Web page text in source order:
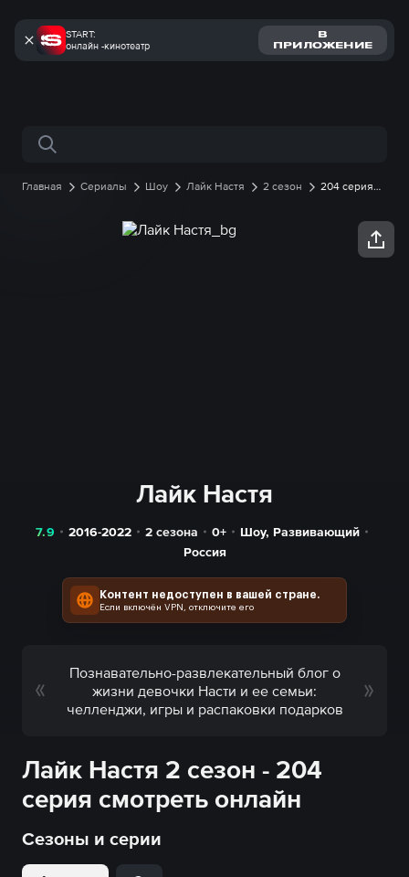
START:
онлайн -кинотеатр
В
ПРИЛОЖЕНИЕ
Поиск по сайту
Главная Сериалы Шоу Лайк Настя 2 сезон
204 серия
Лайк Настя
7.9 2016-2022 2 сезона 0+ Шоу, Развивающий
Россия
Контент недоступен в вашей стране.
Если включён VPN, отключите его
Познавательно-развлекательный блог о
жизни девочки Насти и ее семьи:
челленджи, игры и распаковки подарков
Лайк Настя 2 сезон - 204
серия смотреть онлайн
Сезоны и серии